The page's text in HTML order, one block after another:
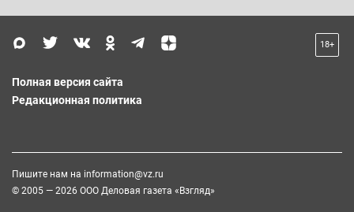
18+
Полная версия сайта
Редакционная политика
Пишите нам на information@vz.ru
© 2005 — 2026 ООО Деловая газета «Взгляд»